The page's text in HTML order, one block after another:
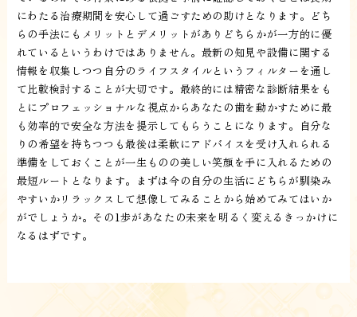
にわたる治療期間を安心して過ごすための助けとなります。どち
らの手法にもメリットとデメリットがありどちらかが一方的に優
れているというわけではありません。最新の知見や設備に関する
情報を収集しつつ自分のライフスタイルというフィルターを通し
て比較検討することが大切です。最終的には精密な診断結果をも
とにプロフェッショナルな視点からあなたの歯を動かすために最
も効率的で安全な方法を提示してもらうことになります。自分な
りの希望を持ちつつも最後は柔軟にアドバイスを受け入れられる
準備をしておくことが一生ものの美しい笑顔を手に入れるための
最短ルートとなります。まずは今の自分の生活にどちらが馴染み
やすいかリラックスして想像してみることから始めてみてはいか
がでしょうか。その1歩があなたの未来を明るく変えるきっかけに
なるはずです。